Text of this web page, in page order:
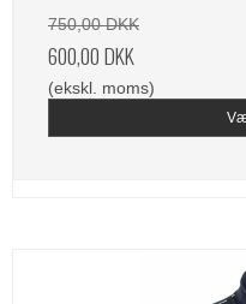
750,00 DKK
600,00 DKK
(ekskl. moms)